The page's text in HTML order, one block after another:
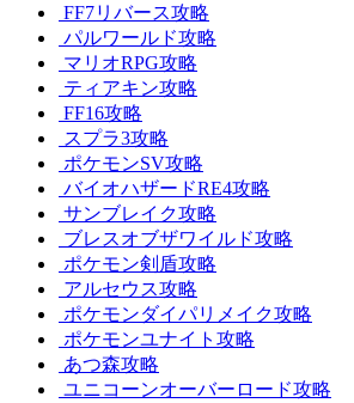
FF7リバース攻略
パルワールド攻略
マリオRPG攻略
ティアキン攻略
FF16攻略
スプラ3攻略
ポケモンSV攻略
バイオハザードRE4攻略
サンブレイク攻略
ブレスオブザワイルド攻略
ポケモン剣盾攻略
アルセウス攻略
ポケモンダイパリメイク攻略
ポケモンユナイト攻略
あつ森攻略
ユニコーンオーバーロード攻略